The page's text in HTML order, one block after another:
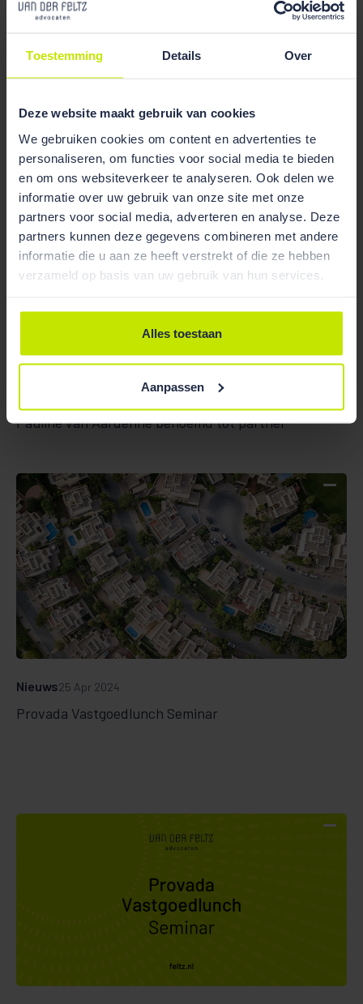
Toestemming Details Over
Deze website maakt gebruik van cookies
We gebruiken cookies om content en advertenties te
personaliseren, om functies voor social media te bieden
en om ons websiteverkeer te analyseren. Ook delen we
informatie over uw gebruik van onze site met onze
partners voor social media, adverteren en analyse. Deze
partners kunnen deze gegevens combineren met andere
informatie die u aan ze heeft verstrekt of die ze hebben
verzameld op basis van uw gebruik van hun services.
Alles toestaan
Aanpassen
Paula Witlox versterkt ons team
Pauline van Aardenne benoemd tot partner
Provada Vastgoedlunch Seminar
Nieuws25 Apr 2024